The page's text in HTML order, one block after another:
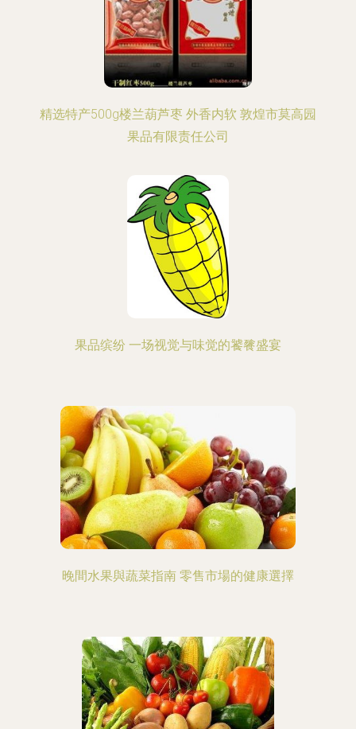
精选特产500g楼兰葫芦枣 外香内软 敦煌市莫高园
果品有限责任公司
果品缤纷 一场视觉与味觉的饕餮盛宴
晚間水果與蔬菜指南 零售市場的健康選擇